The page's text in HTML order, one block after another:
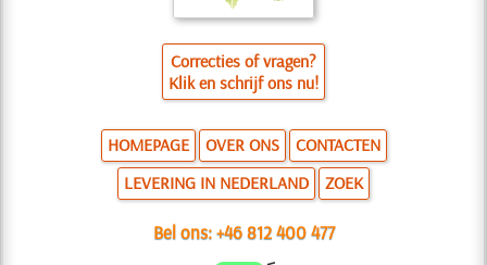
Correcties of vragen?
Klik en schrijf ons nu!
HOMEPAGE OVER ONS
CONTACTEN
LEVERING IN NEDERLAND
ZOEK
Bel ons:+46 812 400 477